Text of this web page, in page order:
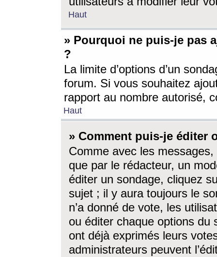
Haut
» Pourquoi ne puis-je pas
?
La limite d’options d’un
forum. Si vous souhaitez
rapport au nombre autorisé,
Haut
» Comment puis-je éditer
Comme avec les
que par le rédacteur, un
éditer un sondage, cliquez
sujet ; il y aura toujours le
n’a donné de vote, les
ou éditer chaque options du
ont déjà exprimés leurs
administrateurs peuvent